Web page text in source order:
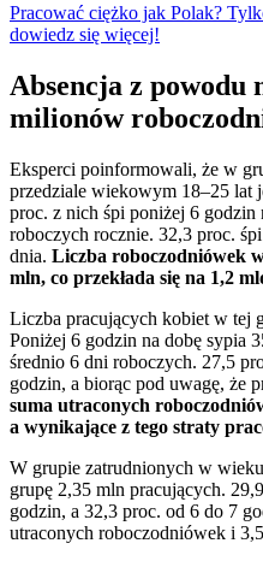
Pracować ciężko jak Polak?
dowiedz się więcej!
Absencja z powodu
milionów
Eksperci poinformowali, że w
przedziale wiekowym 18–25 lat
proc. z nich śpi poniżej 6 godzin
roboczych rocznie. 32,3 proc.
dnia. Liczba roboczodniówek
mln, co przekłada się na 1,2
Liczba pracujących kobiet w tej
Poniżej 6 godzin na dobę sypia
średnio 6 dni roboczych. 27,5
godzin, a biorąc pod uwagę, że
suma utraconych
a wynikające z tego straty
W grupie zatrudnionych w
grupę 2,35 mln pracujących.
godzin, a 32,3 proc. od 6 do 7
utraconych roboczodniówek i